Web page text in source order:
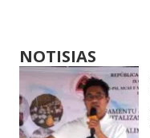
NOTISIAS